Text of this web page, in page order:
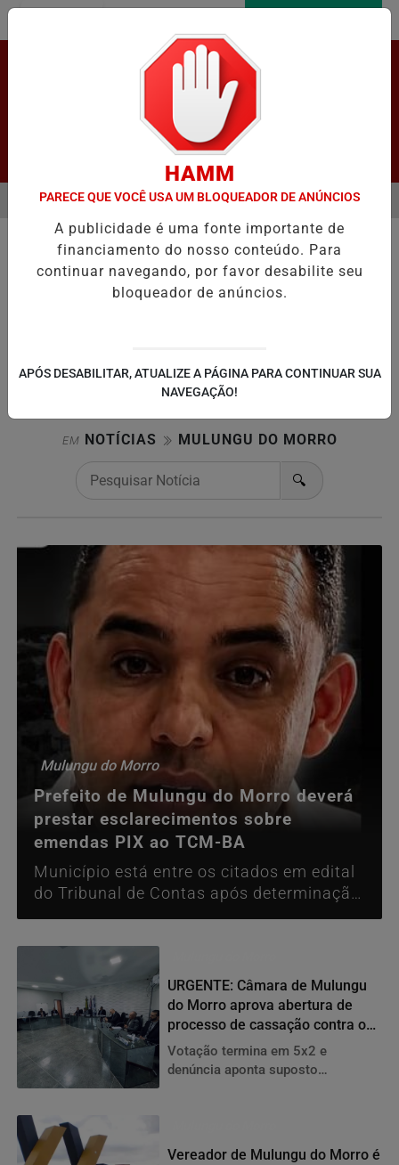
Pesquisar Notícia
SIMULAÇÃO PRÁTICA DE VOTAÇÃO ELETRÔNICA EM LAPÃO
EM ALTA
MENU
EM NOTÍCIAS MULUNGU DO MORRO
🔍
Mulungu do Morro
Prefeito de Mulungu do Morro deverá
prestar esclarecimentos sobre
emendas PIX ao TCM-BA
Município está entre os citados em edital
do Tribunal de Contas após determinação
do STF que cobra mais transparência na
URGENTE: Câmara de Mulungu
do Morro aprova abertura de
processo de cassação contra o
prefeito Acácio Teles
Votação termina em 5x2 e
denúncia aponta suposto
Vereador de Mulungu do Morro é
HAMM
PARECE QUE VOCÊ USA UM BLOQUEADOR DE ANÚNCIOS
A publicidade é uma fonte importante de
financiamento do nosso conteúdo. Para
continuar navegando, por favor desabilite seu
bloqueador de anúncios.
APÓS DESABILITAR, ATUALIZE A PÁGINA PARA CONTINUAR SUA
NAVEGAÇÃO!